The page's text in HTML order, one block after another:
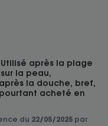
après la plage
la peau,
la douche, bref,
acheté en
du 22/05/2025 par